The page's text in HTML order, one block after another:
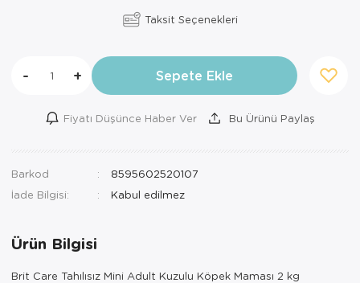
Taksit Seçenekleri
- + Sepete Ekle
Fiyatı Düşünce Haber Ver Bu Ürünü Paylaş
Barkod
8595602520107
İade Bilgisi:
Ürün Bilgisi
Brit Care Tahılısız Mini Adult Kuzulu Köpek Maması 2 kg